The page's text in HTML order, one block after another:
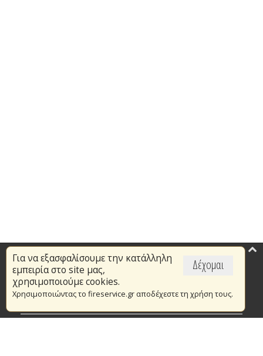
Δέχομαι
Για να εξασφαλίσουμε την κατάλληλη
εμπειρία στο site μας,
χρησιμοποιούμε cookies.
Χρησιμοποιώντας το fireservice.gr αποδέχεστε τη χρήση τους.
Επικαιρότητα
Το Πυροσβεστικό Σώμα